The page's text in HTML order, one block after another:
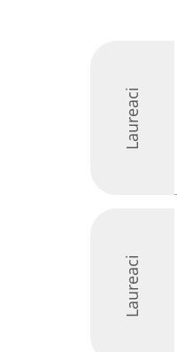
Laureaci
Laureaci